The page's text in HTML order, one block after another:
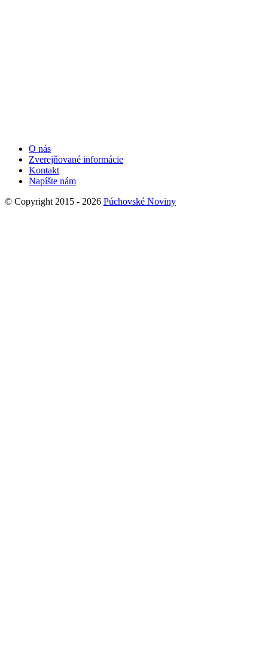
O nás
Zverejňované informácie
Kontakt
Napíšte nám
© Copyright 2015 - 2026 Púchovské Noviny